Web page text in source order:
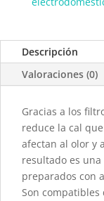
Descripción
Valoraciones (0)
Gracias a los
reduce la cal
afectan al olor y
resultado es
preparados con
Son